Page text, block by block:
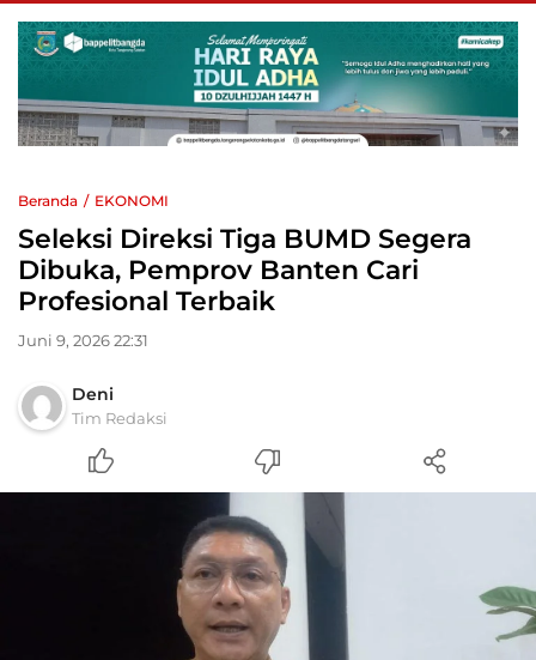
Beranda EKONOMI
Seleksi Direksi Tiga BUMD Segera
Dibuka, Pemprov Banten Cari
Profesional Terbaik
Juni 9, 2026 22:31
Deni
Tim Redaksi